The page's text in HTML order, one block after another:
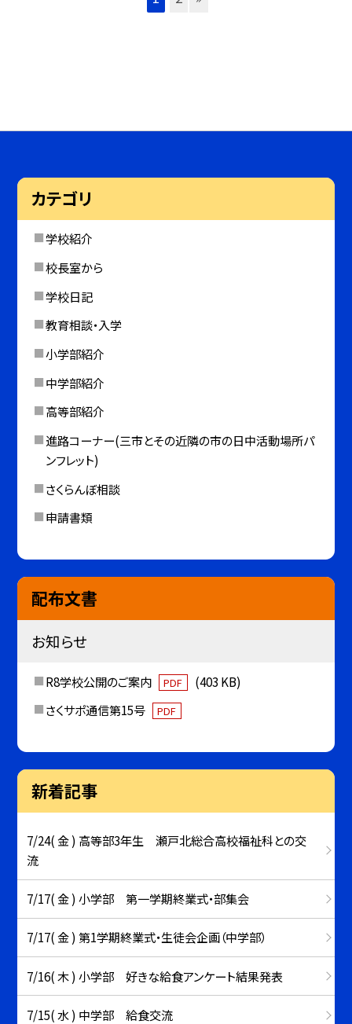
カテゴリ
学校紹介
校長室から
学校日記
教育相談・入学
小学部紹介
中学部紹介
高等部紹介
進路コーナー(三市とその近隣の市の日中活動場所パ
ンフレット)
さくらんぼ相談
申請書類
配布文書
お知らせ
R8学校公開のご案内 PDF
(403 KB)
さくサポ通信第15号
PDF
新着記事
7/24( 金 ) 高等部3年生 瀬戸北総合高校福祉科との交
流
7/17( 金 ) 小学部 第一学期終業式・部集会
7/17( 金 ) 第1学期終業式・生徒会企画（中学部）
7/16( 木 ) 小学部 好きな給食アンケート結果発表
7/15( 水 ) 中学部 給食交流